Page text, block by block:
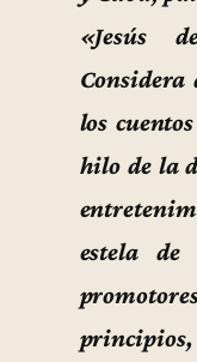
«Jesús
los
hilo de la
estela de